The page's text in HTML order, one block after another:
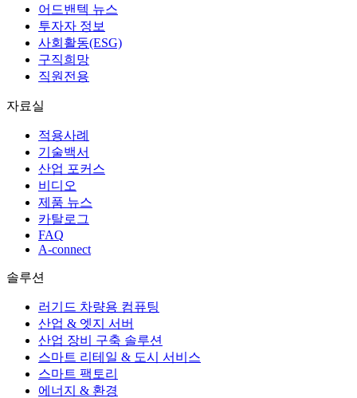
어드밴텍 뉴스
투자자 정보
사회활동(ESG)
구직희망
직원전용
자료실
적용사례
기술백서
산업 포커스
비디오
제품 뉴스
카탈로그
FAQ
A-connect
솔루션
러기드 차량용 컴퓨팅
산업 & 엣지 서버
산업 장비 구축 솔루션
스마트 리테일 & 도시 서비스
스마트 팩토리
에너지 & 환경